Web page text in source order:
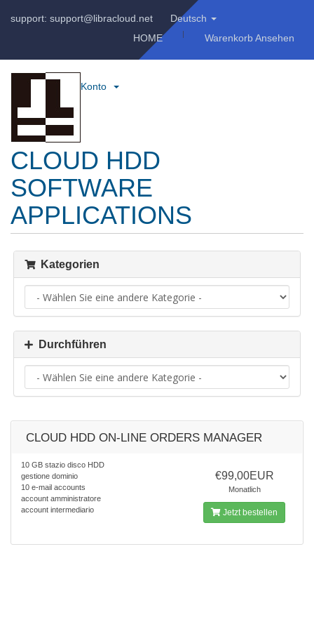
support: support@libracloud.net
Deutsch
HOME
Warenkorb Ansehen
Konto
CLOUD HDD
SOFTWARE
APPLICATIONS
Kategorien
Durchführen
CLOUD HDD ON-LINE ORDERS MANAGER
10 GB stazio disco HDD
gestione dominio
10 e-mail accounts
account amministratore
account intermediario
€99,00EUR
Monatlich
Jetzt bestellen